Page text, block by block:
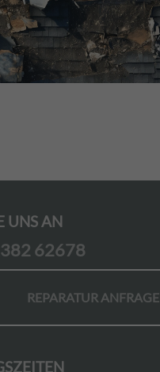
UNS AN
62678
REPARATUR ANFRAGE